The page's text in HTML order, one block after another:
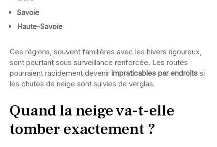
Savoie
Haute-Savoie
Ces régions, souvent familières avec les hivers rigoureux,
sont pourtant sous surveillance renforcée. Les routes
pourraient rapidement devenir impraticables par endroits si
les chutes de neige sont suivies de verglas.
Quand la neige va-t-elle
tomber exactement ?